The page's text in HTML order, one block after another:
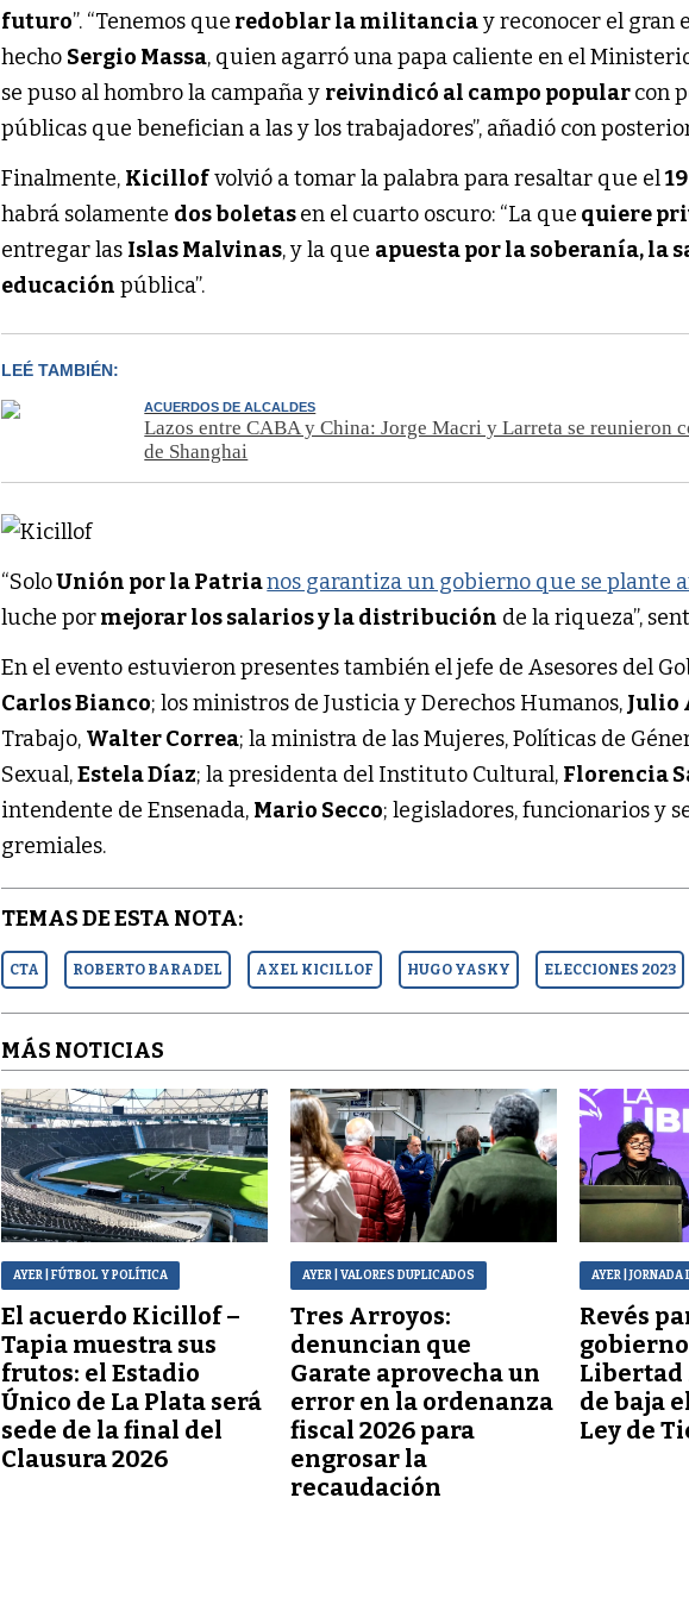
futuro”. “Tenemos que redoblar la militanciay reconocer el gran
hecho Sergio Massa, quien agarró una papa caliente en el
se puso al hombro la campaña y reivindicó al campo popularcon
públicas que benefician a las y los trabajadores”, añadió con
Finalmente, Kicillofvolvió a tomar la palabra para resaltar que el
habrá solamente dos boletasen el cuarto oscuro: “La que quiere
entregar las Islas Malvinas, y la que apuesta por la soberanía, la
educación pública”.
LEÉ TAMBIÉN:
ACUERDOS DE ALCALDES
Lazos entre CABA y China: Jorge Macri y Larreta se reunieron
de Shanghai
“SoloUnión por la Patrianos garantiza un gobierno que se plante
luche pormejorar los salarios y la distribución de la riqueza”,
En el evento estuvieron presentes también el jefe de Asesores del
Carlos Bianco; los ministros de Justicia y Derechos Humanos, Julio
Trabajo, Walter Correa; la ministra de las Mujeres, Políticas de
Sexual,Estela Díaz; la presidenta del Instituto Cultural, Florencia
intendente de Ensenada, Mario Secco; legisladores, funcionarios y
gremiales.
TEMAS DE ESTA NOTA:
CTA ROBERTO BARADEL AXEL KICILLOF HUGO YASKY ELECCIONES 2023
MÁS NOTICIAS
AYER | FÚTBOL Y POLÍTICA
El acuerdo Kicillof –
Tapia muestra sus
frutos: el Estadio
Único de La Plata será
sede de la final del
Clausura 2026
AYER | VALORES DUPLICADOS
Tres Arroyos:
denuncian que
Garate aprovecha un
error en la ordenanza
fiscal 2026 para
engrosar la
recaudación
AYER |
Revés
Libertad
de baja
Ley de